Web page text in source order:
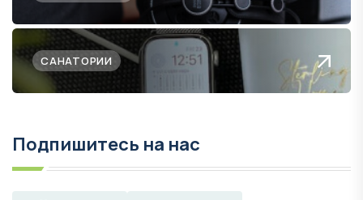
САНАТОРИИ
Подпишитесь на нас